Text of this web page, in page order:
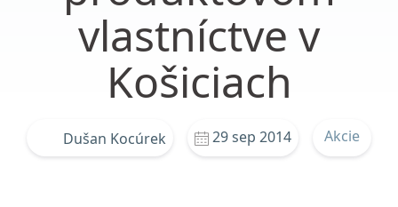
vlastníctve v
Košiciach
Dušan Kocúrek 29 sep 2014 Akcie